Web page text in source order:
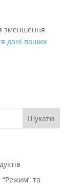
зменшення
дані ваших
та